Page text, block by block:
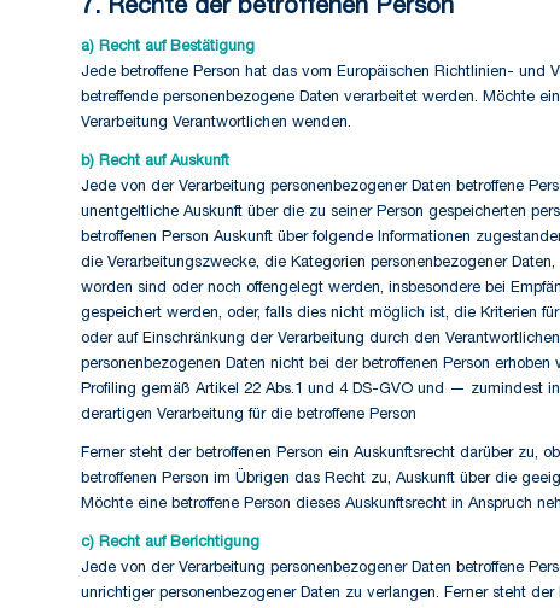
7. Rechte der betroffenen Person
a) Recht auf Bestätigung
Jede betroffene Person hat das vom Europäischen Richtlinien- und
betreffende personenbezogene Daten verarbeitet werden. Möchte
Verarbeitung Verantwortlichen wenden.
b) Recht auf Auskunft
Jede von der Verarbeitung personenbezogener Daten betroffene
unentgeltliche Auskunft über die zu seiner Person gespeicherten
betroffenen Person Auskunft über folgende Informationen
die Verarbeitungszwecke, die Kategorien personenbezogener
worden sind oder noch offengelegt werden, insbesondere bei
gespeichert werden, oder, falls dies nicht möglich ist, die Kriterien
oder auf Einschränkung der Verarbeitung durch den
personenbezogenen Daten nicht bei der betroffenen Person
Profiling gemäß Artikel 22 Abs.1 und 4 DS-GVO und — zumindest
derartigen Verarbeitung für die betroffene Person
Ferner steht der betroffenen Person ein Auskunftsrecht darüber zu,
betroffenen Person im Übrigen das Recht zu, Auskunft über die
Möchte eine betroffene Person dieses Auskunftsrecht in Anspruch
c) Recht auf Berichtigung
Jede von der Verarbeitung personenbezogener Daten betroffene
unrichtiger personenbezogener Daten zu verlangen. Ferner steht